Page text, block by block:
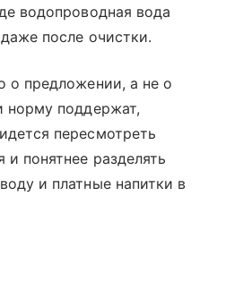
водопроводная вода
после очистки.
о предложении, а не о
норму поддержат,
пересмотреть
понятнее разделять
и платные напитки в